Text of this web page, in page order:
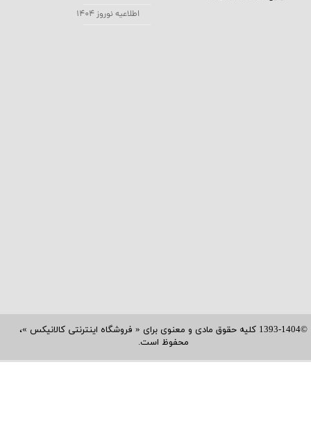
©1393-1404 کلیه حقوق مادی و معنوی برای « فروشگاه اینترنتی کالانیکس »،
محفوظ است.​​​​​​​
اطلاعیه نوروز 1404